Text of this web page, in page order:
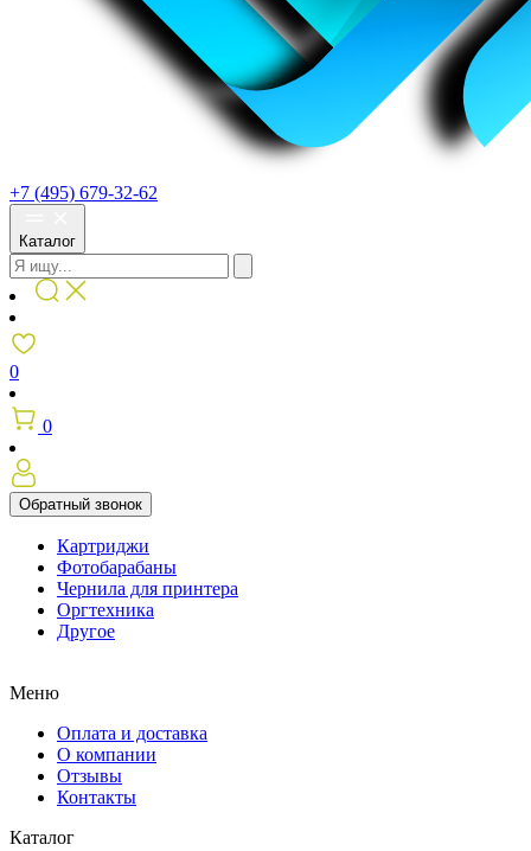
+7 (495) 679-32-62
Каталог
0
0
Обратный звонок
Картриджи
Фотобарабаны
Чернила для принтера
Оргтехника
Другое
Меню
Оплата и доставка
О компании
Отзывы
Контакты
Каталог